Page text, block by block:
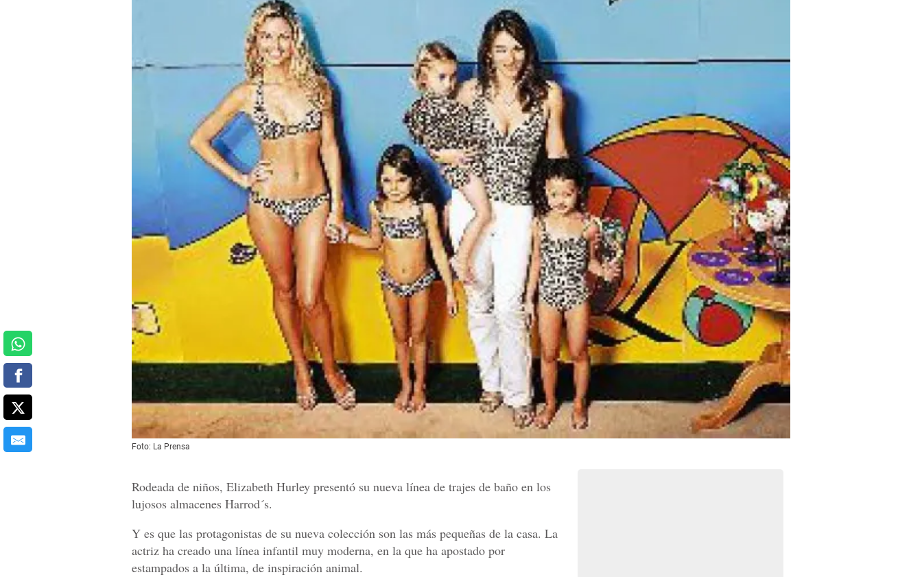
Foto: La Prensa
Rodeada de niños, Elizabeth Hurley presentó su nueva línea de trajes de baño en los
lujosos almacenes Harrod´s.
Y es que las protagonistas de su nueva colección son las más pequeñas de la casa. La
actriz ha creado una línea infantil muy moderna, en la que ha apostado por
estampados a la última, de inspiración animal.